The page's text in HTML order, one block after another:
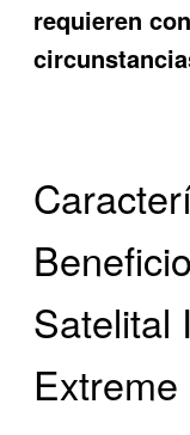
requieren
Satelital
Extreme